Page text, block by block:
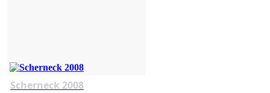
Scherneck 2008